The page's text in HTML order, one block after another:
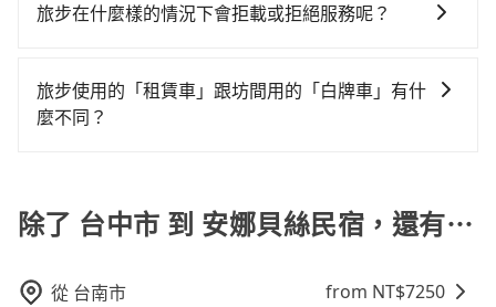
50%的交通費用。
樣。另外，偶爾也會遇到明明已經預約了時間但上一位
小的風險。最後，雖然路邊隨租隨還看似方便，但實際
使用時還是有其區域的限制，實際可停靠的地點與你的
車。 旅行人數：人數多時包車較方便舒適且每個人攤提
車，不趕時間即可選用大眾運輸。 便利性：需要便利性
和方便性可選包車和計程車，喜歡探險和體驗當地文化
需要連續兩天的包車服務，可以在官網上分開預定兩天
旅步在什麼樣的情況下會拒載或拒絕服務呢？
原因，司機有權拒絕服務： 1) 當日搭車人數或行李超過
訂購時填寫的數量。請務必確實填寫當日實際攜帶的行
必須乘坐兒童座椅。 3) 搭乘寵物友善專車卻沒有裝籠。
避免影響行車安全，請您務將寵物置入提籠或提袋內。
旅步使用的「租賃車」跟坊間用的「白牌車」有什
麼不同？
為旅步貴賓服務用車。與一些私家車充當營業用車違法
接載的「白牌車」不同。旅步所使用的車輛合法且符合
除了 台中市 到 安娜貝絲民宿，還有⋯
從 台南市 from NT$7250